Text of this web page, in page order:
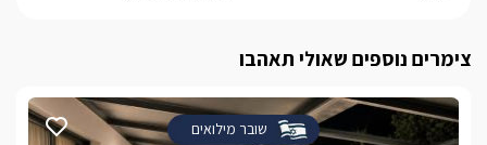
צימרים נוספים שאולי תאהבו
שובר מילואים